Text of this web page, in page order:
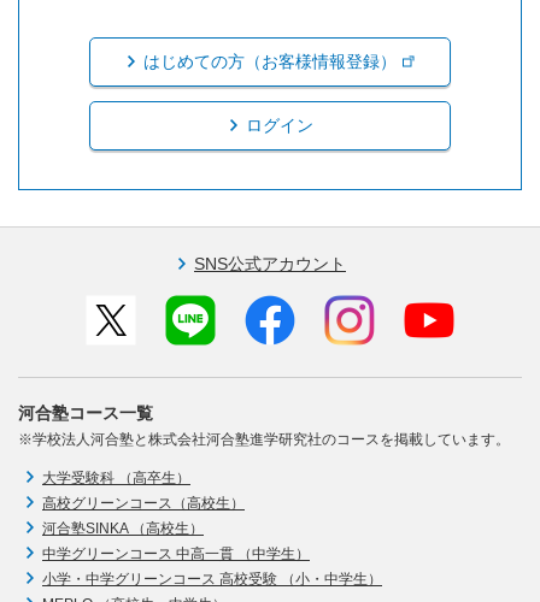
はじめての方（お客様情報登録）
ログイン
SNS公式アカウント
河合塾コース一覧
※学校法人河合塾と株式会社河合塾進学研究社のコースを掲載しています。
大学受験科 （高卒生）
高校グリーンコース（高校生）
河合塾SINKA （高校生）
中学グリーンコース 中高一貫 （中学生）
小学・中学グリーンコース 高校受験 （小・中学生）